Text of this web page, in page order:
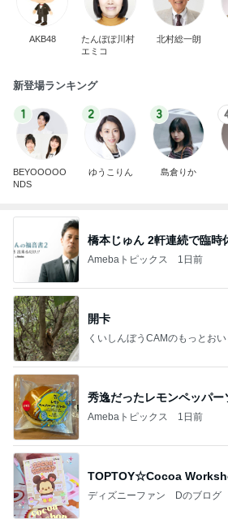
AKB48
たんぽぽ川村
エミコ
北村総一朗
新登場ランキング
1
BEYOOOOO
NDS
2
ゆうこりん
3
島倉りか
橋本じゅん 2軒連続で臨時
Amebaトピックス 1日前
開卡
くいしんぼうCAMのもっとお
秀逸だったレモンペッパー
Amebaトピックス 1日前
TOPTOY☆Cocoa
ディズニーファン Dのブログ